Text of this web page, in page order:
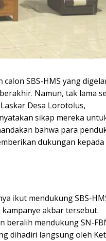
SBS-HMS yang
Namun, tak lama
Desa Lorotolus,
sikap mereka
bahwa para
dukungan kepada
ikut mendukung SBS-
akbar tersebut.
beralih mendukung SN-
dihadiri langsung oleh